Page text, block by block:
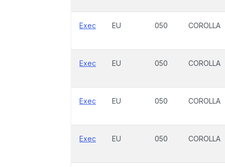
Exec EU 050 COROLLA
Exec EU 050 COROLLA
Exec EU 050 COROLLA
Exec EU 050 COROLLA